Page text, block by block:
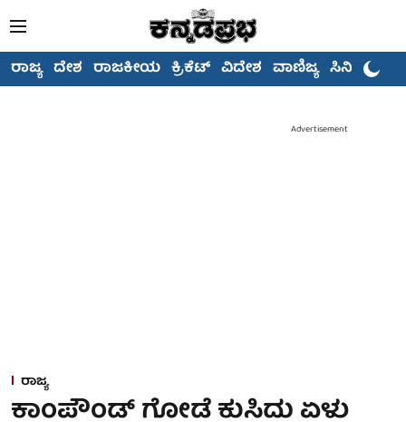
ರಾಜ್ಯ ದೇಶ ರಾಜಕೀಯ ಕ್ರಿಕೆಟ್ ವಿದೇಶ ವಾಣಿಜ್ಯ ಸಿನಿಮಾ
Advertisement
ರಾಜ್ಯ
ಕಾಂಪೌಂಡ್ ಗೋಡೆ ಕುಸಿದು ಏಳು